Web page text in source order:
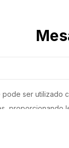
ser
formato da sua